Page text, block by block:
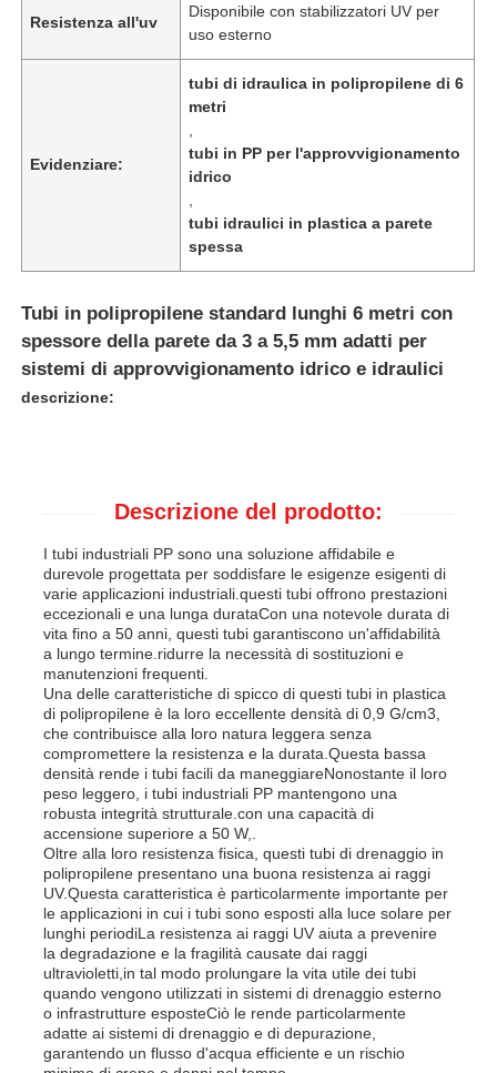
Chi siamo
Fatory Tour
Controllo di qualità
Contattaci
notizie
Tutti i casi
Richiedere un preventivo
Bordo di plastica dei pp
Resistenza all'uv
Disponibile con stabilizzatori UV per
uso esterno
Evidenziare:
tubi di idraulica in polipropilene di 6
metri
tubi in PP per l'approvvigionamento
idrico
tubi idraulici in plastica a parete
spessa
Tubi in polipropilene standard lunghi 6 metri con
spessore della parete da 3 a 5,5 mm adatti per
sistemi di approvvigionamento idrico e idraulici
descrizione:
Descrizione del prodotto:
I tubi industriali PP sono una soluzione affidabile e
durevole progettata per soddisfare le esigenze esigenti di
varie applicazioni industriali.questi tubi offrono prestazioni
eccezionali e una lunga durataCon una notevole durata di
vita fino a 50 anni, questi tubi garantiscono un'affidabilità
a lungo termine.ridurre la necessità di sostituzioni e
manutenzioni frequenti.
Una delle caratteristiche di spicco di questi tubi in plastica
di polipropilene è la loro eccellente densità di 0,9 G/cm3,
che contribuisce alla loro natura leggera senza
compromettere la resistenza e la durata.Questa bassa
densità rende i tubi facili da maneggiareNonostante il loro
peso leggero, i tubi industriali PP mantengono una
robusta integrità strutturale.con una capacità di
accensione superiore a 50 W,.
Oltre alla loro resistenza fisica, questi tubi di drenaggio in
polipropilene presentano una buona resistenza ai raggi
UV.Questa caratteristica è particolarmente importante per
le applicazioni in cui i tubi sono esposti alla luce solare per
lunghi periodiLa resistenza ai raggi UV aiuta a prevenire
la degradazione e la fragilità causate dai raggi
ultravioletti,in tal modo prolungare la vita utile dei tubi
quando vengono utilizzati in sistemi di drenaggio esterno
o infrastrutture esposteCiò le rende particolarmente
adatte ai sistemi di drenaggio e di depurazione,
garantendo un flusso d'acqua efficiente e un rischio